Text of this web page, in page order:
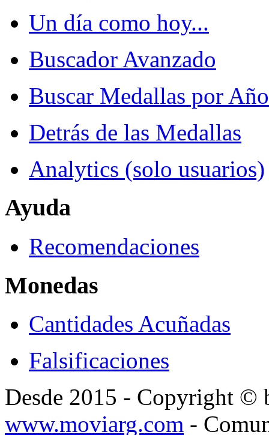
Un día como hoy...
Buscador Avanzado
Buscar Medallas por Año
Detrás de las Medallas
Analytics (solo usuarios)
Ayuda
Recomendaciones
Monedas
Cantidades Acuñadas
Falsificaciones
Desde 2015 - Copyright ©
www.moviarg.com -